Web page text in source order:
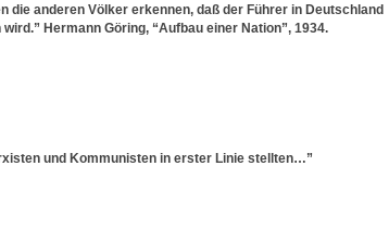
anderen Völker erkennen, daß der Führer in Deutschland
Hermann Göring, “Aufbau einer Nation”, 1934.
und Kommunisten in erster Linie stellten…”